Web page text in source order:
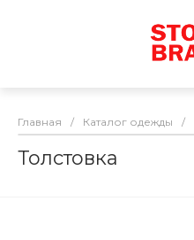
Главная / Каталог одежды /
Толстовка